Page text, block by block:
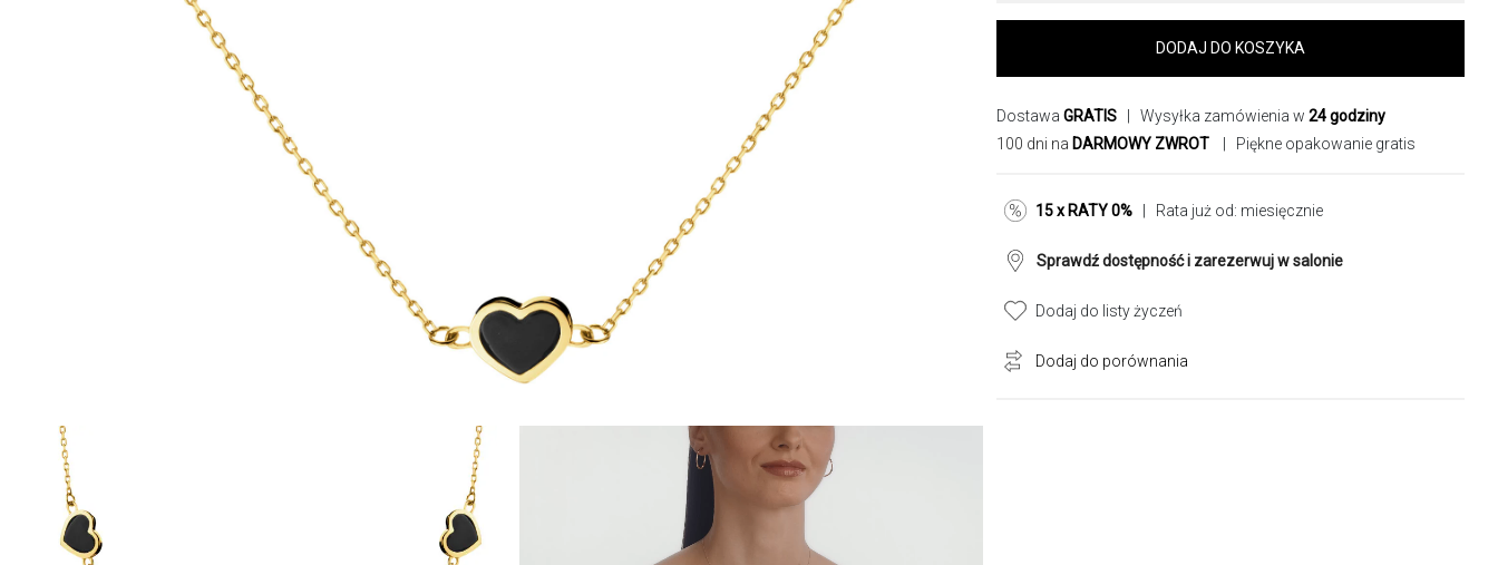
DODAJ DO KOSZYKA
Dostawa GRATIS | Wysyłka zamówienia w 24 godziny
100 dni na DARMOWY ZWROT | Piękne opakowanie gratis
15 x RATY 0% | Rata już od: miesięcznie
Sprawdź dostępność i zarezerwuj w salonie
Dodaj do listy życzeń
Dodaj do porównania